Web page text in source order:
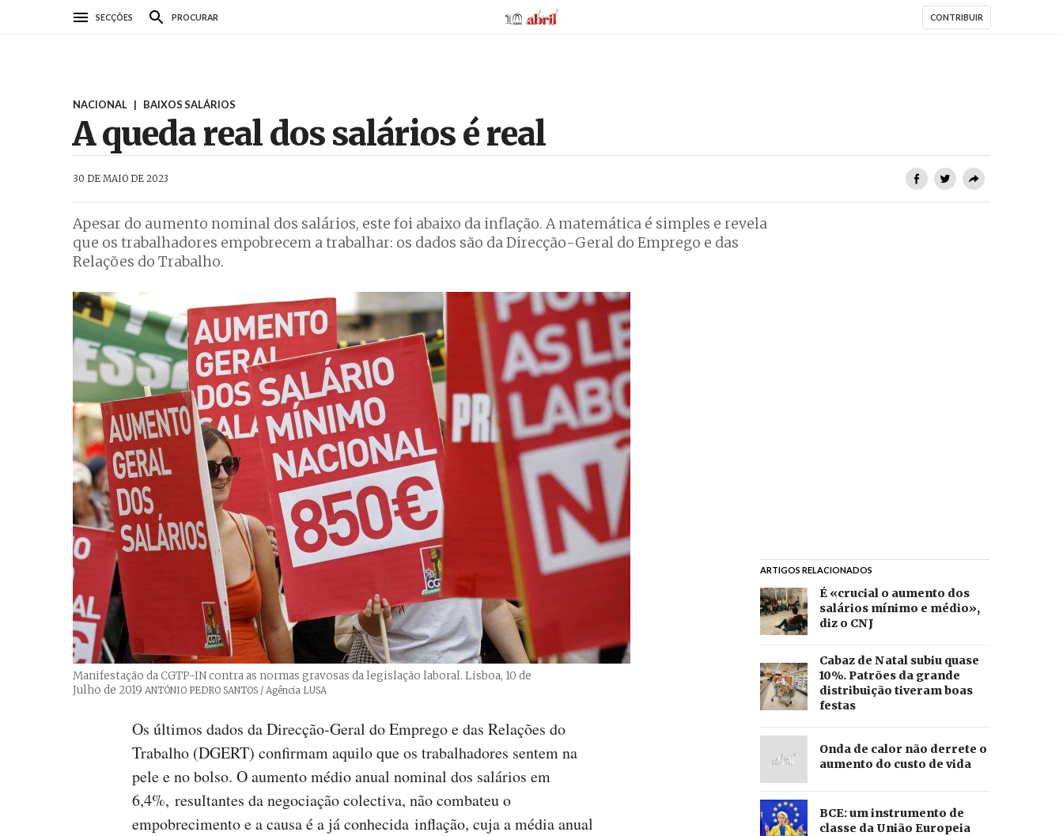
SECÇÕES PROCURAR AbrilAbril CONTRIBUIR
NACIONAL | BAIXOS SALÁRIOS
A queda real dos salários é real
30 DE MAIO DE 2023
Apesar do aumento nominal dos salários, este foi abaixo da inflação. A matemática é simples e revela
que os trabalhadores empobrecem a trabalhar: os dados são da Direcção-Geral do Emprego e das
Relações do Trabalho.
Manifestação da CGTP-IN contra as normas gravosas da legislação laboral. Lisboa, 10 de
Julho de 2019 Créditos
ANTÓNIO PEDRO SANTOS / Agência LUSA
Os últimos dados da Direcção-Geral do Emprego e das Relações do
Trabalho (DGERT) confirmam aquilo que os trabalhadores sentem na
pele e no bolso. O aumento médio anual nominal dos salários em
6,4%, resultantes da negociação colectiva, não combateu o
empobrecimento e a causa é a já conhecida inflação, cuja a média anual
ARTIGOS RELACIONADOS
É «crucial o aumento dos
salários mínimo e médio»,
diz o CNJ
Cabaz de Natal subiu quase
10%. Patrões da grande
distribuição tiveram boas
festas
Onda de calor não derrete o
aumento do custo de vida
BCE: um instrumento de
classe da União Europeia